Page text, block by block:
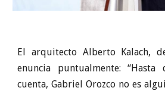
El arquitecto Alberto Kalach,
enuncia puntualmente:
cuenta, Gabriel Orozco no es